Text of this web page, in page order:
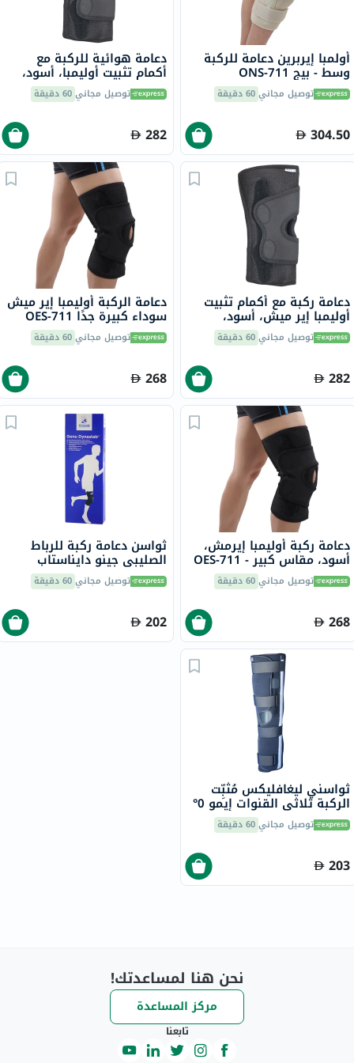
أولمبا إيربرين دعامة للركبة
وسط - بيج ONS-711
توصيل مجاني60 دقيقة
304.50
دعامة هوائية للركبة مع
أكمام تثبيت أوليمبا، أسود،
مقاس كبير جدًا، OES-713
توصيل مجاني60 دقيقة
282
دعامة ركبة مع أكمام تثبيت
أوليمبا إير ميش، أسود،
مقاس كبير جدًا، OES-713
توصيل مجاني60 دقيقة
282
دعامة الركبة أوليمبا إير ميش
سوداء كبيرة جدًا OES-711
توصيل مجاني60 دقيقة
268
دعامة ركبة أوليمبا إيرمش،
أسود، مقاس كبير - OES-711
توصيل مجاني60 دقيقة
268
ثواسن دعامة ركبة للرباط
الصليبي جينو دايناستاب
مقاس S3 23700503توصيل مجاني60 دقيقة
202
ثواسني ليغافليكس مُثبِّت
الركبة ثلاثي القنوات إيمو 0°
- كبير بارتفاع 60 سم
توصيل مجاني60 دقيقة
203
نحن هنا لمساعدتك!
مركز المساعدة
تابعنا